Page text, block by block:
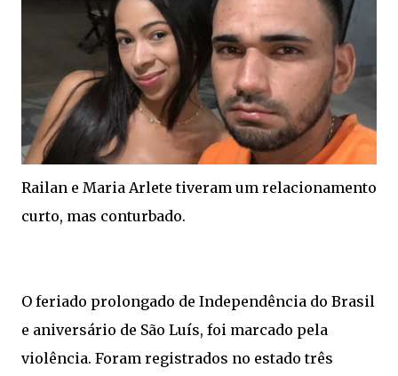
Railan e Maria Arlete tiveram um relacionamento
curto, mas conturbado.
O feriado prolongado de Independência do Brasil
e aniversário de São Luís, foi marcado pela
violência. Foram registrados no estado três